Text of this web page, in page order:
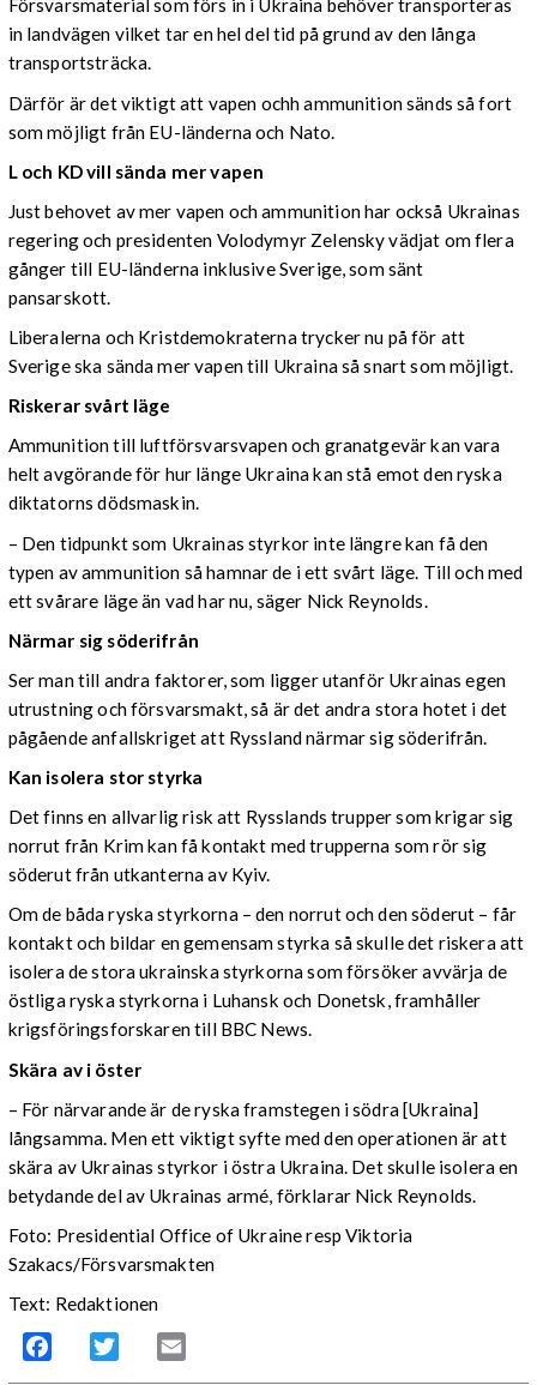
Försvarsmaterial som förs in i Ukraina behöver transporteras
in landvägen vilket tar en hel del tid på grund av den långa
transportsträcka.
Därför är det viktigt att vapen ochh ammunition sänds så fort
som möjligt från EU-länderna och Nato.
L och KD vill sända mer vapen
Just behovet av mer vapen och ammunition har också Ukrainas
regering och presidenten Volodymyr Zelensky vädjat om flera
gånger till EU-länderna inklusive Sverige, som sänt
pansarskott.
Liberalerna och Kristdemokraterna trycker nu på för att
Sverige ska sända mer vapen till Ukraina så snart som möjligt.
Riskerar svårt läge
Ammunition till luftförsvarsvapen och granatgevär kan vara
helt avgörande för hur länge Ukraina kan stå emot den ryska
diktatorns dödsmaskin.
– Den tidpunkt som Ukrainas styrkor inte längre kan få den
typen av ammunition så hamnar de i ett svårt läge. Till och med
ett svårare läge än vad har nu, säger Nick Reynolds.
Närmar sig söderifrån
Ser man till andra faktorer, som ligger utanför Ukrainas egen
utrustning och försvarsmakt, så är det andra stora hotet i det
pågående anfallskriget att Ryssland närmar sig söderifrån.
Kan isolera stor styrka
Det finns en allvarlig risk att Rysslands trupper som krigar sig
norrut från Krim kan få kontakt med trupperna som rör sig
söderut från utkanterna av Kyiv.
Om de båda ryska styrkorna – den norrut och den söderut – får
kontakt och bildar en gemensam styrka så skulle det riskera att
isolera de stora ukrainska styrkorna som försöker avvärja de
östliga ryska styrkorna i Luhansk och Donetsk, framhåller
krigsföringsforskaren till BBC News.
Skära av i öster
– För närvarande är de ryska framstegen i södra [Ukraina]
långsamma. Men ett viktigt syfte med den operationen är att
skära av Ukrainas styrkor i östra Ukraina. Det skulle isolera en
betydande del av Ukrainas armé, förklarar Nick Reynolds.
Foto: Presidential Office of Ukraine resp Viktoria
Szakacs/Försvarsmakten
Text: Redaktionen
Facebook Twitter